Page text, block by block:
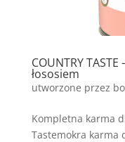
COUNTRY
łososiem
utworzone przez
Kompletna karma
Tastemokra karma